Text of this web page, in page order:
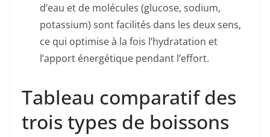
d’eau et de molécules (glucose, sodium,
potassium) sont facilités dans les deux sens,
ce qui optimise à la fois l’hydratation et
l’apport énergétique pendant l’effort.
Tableau comparatif des
trois types de boissons